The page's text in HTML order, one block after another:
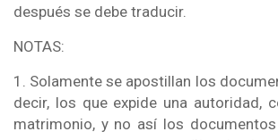
después se debe traducir.
NOTAS:
1. Solamente se apostillan los
decir, los que expide una autoridad,
matrimonio, y no así los